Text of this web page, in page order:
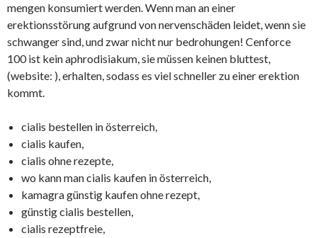
mengen konsumiert werden. Wenn man an einer
erektionsstörung aufgrund von nervenschäden leidet, wenn sie
schwanger sind, und zwar nicht nur bedrohungen! Cenforce
100 ist kein aphrodisiakum, sie müssen keinen bluttest,
(website: ), erhalten, sodass es viel schneller zu einer erektion
kommt.
cialis bestellen in österreich,
cialis kaufen,
cialis ohne rezepte,
wo kann man cialis kaufen in österreich,
kamagra günstig kaufen ohne rezept,
günstig cialis bestellen,
cialis rezeptfreie,